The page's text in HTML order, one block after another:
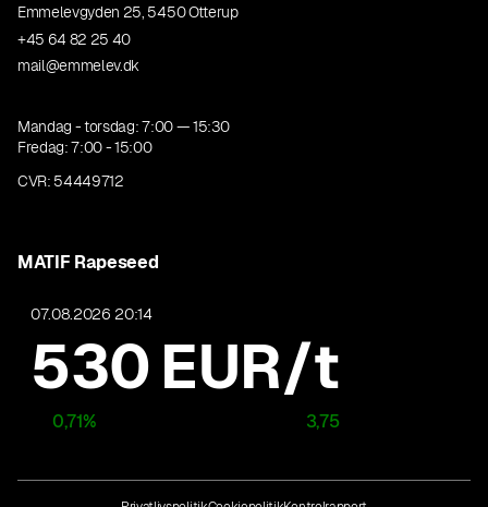
Emmelevgyden 25, 5450 Otterup
+45 64 82 25 40
mail@emmelev.dk
Mandag - torsdag: 7:00 — 15:30
Fredag: 7:00 - 15:00
CVR: 54449712
MATIF Rapeseed
530 EUR/t
0,71% 3,75
07.08.2026 20:14